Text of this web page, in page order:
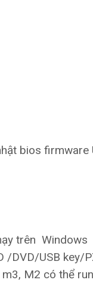
bios firmware
trên Windows
/DVD/USB key/
M2 có thể